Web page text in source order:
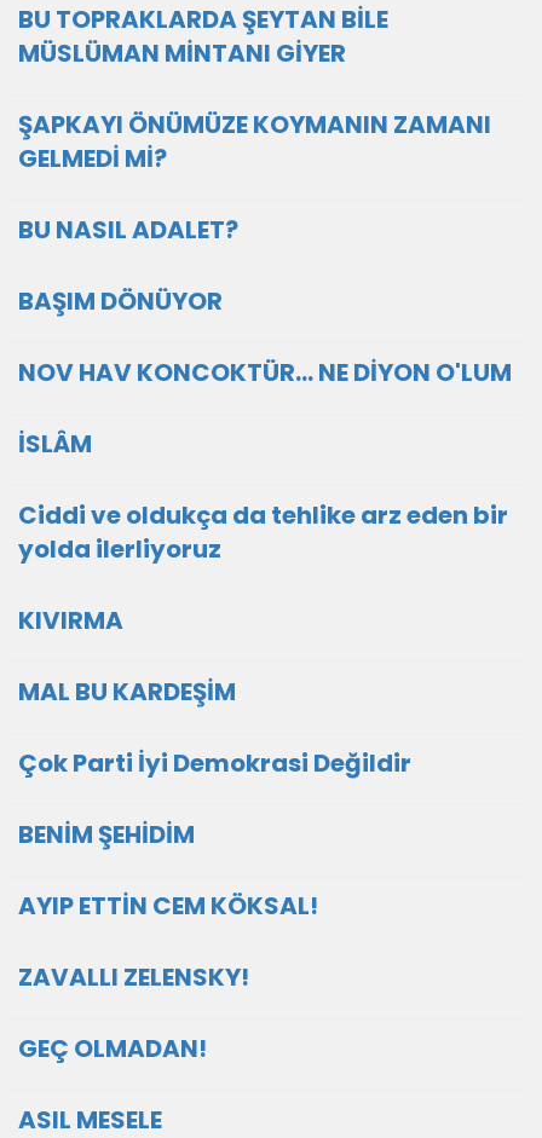
BU TOPRAKLARDA ŞEYTAN BİLE
MÜSLÜMAN MİNTANI GİYER
ŞAPKAYI ÖNÜMÜZE KOYMANIN ZAMANI
GELMEDİ Mİ?
BU NASIL ADALET?
BAŞIM DÖNÜYOR
NOV HAV KONCOKTÜR... NE DİYON O'LUM
İSLÂM
Ciddi ve oldukça da tehlike arz eden bir
yolda ilerliyoruz
KIVIRMA
MAL BU KARDEŞİM
Çok Parti İyi Demokrasi Değildir
BENİM ŞEHİDİM
AYIP ETTİN CEM KÖKSAL!
ZAVALLI ZELENSKY!
GEÇ OLMADAN!
ASIL MESELE